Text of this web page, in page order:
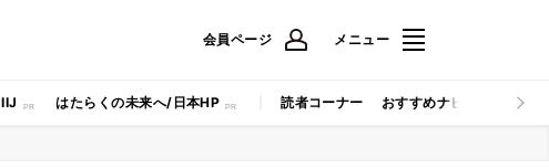
会員ページ メニュー
IIJ はたらくの未来へ/日本HP 読者コーナー おすすめナビ マイナビ